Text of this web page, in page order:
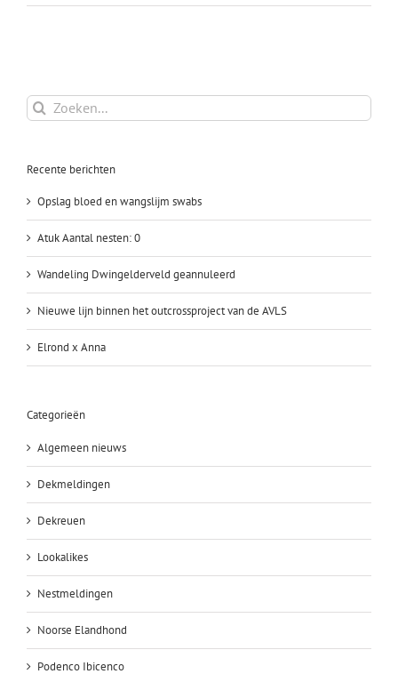
Ziva
Zoeken
naar:
Recente berichten
Opslag bloed en wangslijm swabs
Atuk Aantal nesten: 0
Wandeling Dwingelderveld geannuleerd
Nieuwe lijn binnen het outcrossproject van de AVLS
Elrond x Anna
Categorieën
Algemeen nieuws
Dekmeldingen
Dekreuen
Lookalikes
Nestmeldingen
Noorse Elandhond
Podenco Ibicenco